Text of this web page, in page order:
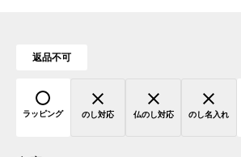
返品不可
ラッピング のし対応 仏のし対応 のし名入れ